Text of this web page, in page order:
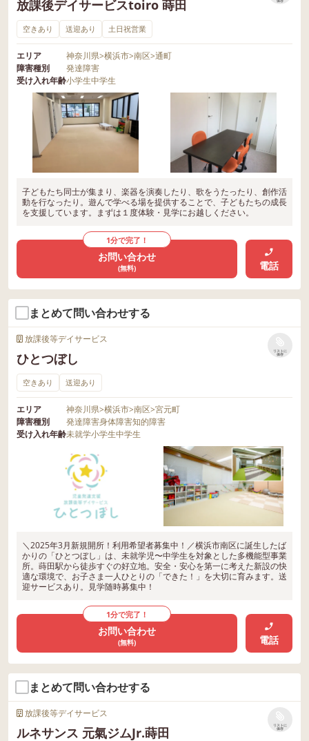
放課後デイサービスtoiro 蒔田
空きあり 送迎あり 土日祝営業
エリア 神奈川県>横浜市>南区>通町
障害種別
発達障害
受け入れ年齢小学生中学生
子どもたち同士が集まり、楽器を演奏したり、歌をうたったり、創作活
動を行なったり。遊んで学べる場を提供することで、子どもたちの成長
を支援しています。まずは１度体験・見学にお越しください。
1分で完了！
お問い合わせ
(無料) 電話
まとめて問い合わせする
放課後等デイサービス
ひとつぼし
リストに
保存
空きあり 送迎あり
エリア 神奈川県>横浜市>南区>宮元町
障害種別
発達障害身体障害知的障害
受け入れ年齢未就学小学生中学生
＼2025年3月新規開所！利用希望者募集中！／横浜市南区に誕生したば
かりの「ひとつぼし」は、未就学児〜中学生を対象とした多機能型事業
所。蒔田駅から徒歩すぐの好立地。安全・安心を第一に考えた新設の快
適な環境で、お子さま一人ひとりの「できた！」を大切に育みます。送
迎サービスあり。見学随時募集中！
1分で完了！
お問い合わせ
(無料) 電話
まとめて問い合わせする
放課後等デイサービス
ルネサンス 元氣ジムJr.蒔田
リストに
保存